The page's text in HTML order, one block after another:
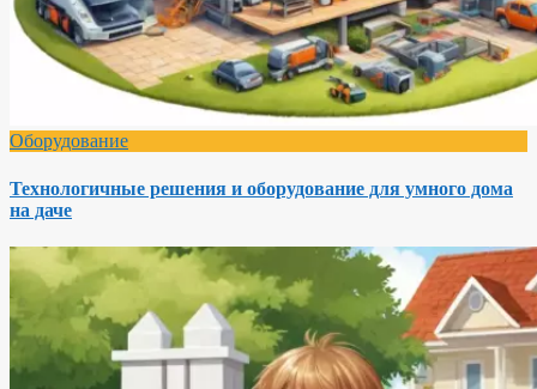
Оборудование
Технологичные решения и оборудование для умного дома
на даче